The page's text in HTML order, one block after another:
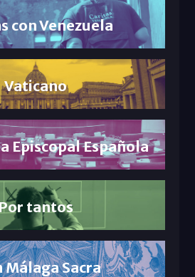
con Venezuela
Vaticano
Episcopal Española
Por tantos
Málaga Sacra